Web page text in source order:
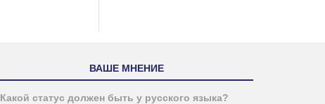
ВАШЕ МНЕНИЕ
Какой статус должен быть у русского языка?